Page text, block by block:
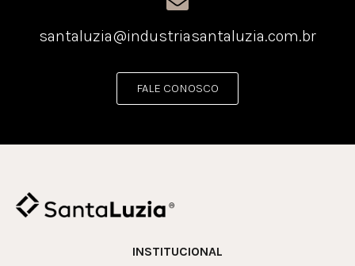
santaluzia@industriasantaluzia.com.br
FALE CONOSCO
INSTITUCIONAL